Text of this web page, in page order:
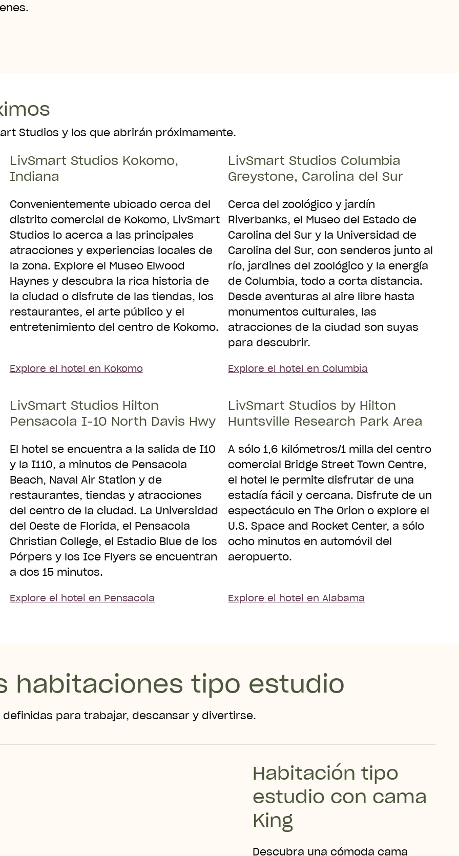
Studios y los que abrirán próximamente.
LivSmart Studios Kokomo,
Indiana
Abierto
Convenientemente ubicado cerca del
distrito comercial de Kokomo, LivSmart
Studios lo acerca a las principales
atracciones y experiencias locales de
la zona. Explore el Museo Elwood
Haynes y descubra la rica historia de
la ciudad o disfrute de las tiendas, los
restaurantes, el arte público y el
entretenimiento del centro de Kokomo.
Explore el hotel en Kokomo
LivSmart Studios Columbia
Greystone, Carolina del Sur
Abierto
Cerca del zoológico y jardín
Riverbanks, el Museo del Estado de
Carolina del Sur y la Universidad de
Carolina del Sur, con senderos junto al
río, jardines del zoológico y la energía
de Columbia, todo a corta distancia.
Desde aventuras al aire libre hasta
monumentos culturales, las
atracciones de la ciudad son suyas
para descubrir.
Explore el hotel en Columbia
LivSmart Studios Hilton
Pensacola I-10 North Davis Hwy
Aceptar reservaciones
El hotel se encuentra a la salida de I10
y la I110, a minutos de Pensacola
Beach, Naval Air Station y de
restaurantes, tiendas y atracciones
del centro de la ciudad. La Universidad
del Oeste de Florida, el Pensacola
Christian College, el Estadio Blue de los
Pórpers y los Ice Flyers se encuentran
a dos 15 minutos.
Explore el hotel en Pensacola
LivSmart Studios by Hilton
Huntsville Research Park Area
Aceptar reservaciones
A sólo 1,6 kilómetros/1 milla del centro
comercial Bridge Street Town Centre,
el hotel le permite disfrutar de una
estadía fácil y cercana. Disfrute de un
espectáculo en The Orion o explore el
U.S. Space and Rocket Center, a sólo
ocho minutos en automóvil del
aeropuerto.
Explore el hotel en Alabama
habitaciones tipo estudio
para trabajar, descansar y divertirse.
Habitación tipo
estudio con cama
King
Descubra una cómoda cama